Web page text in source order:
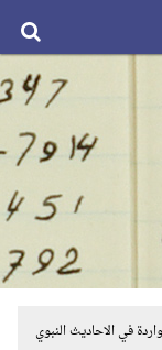
في الاحادیث النبوي